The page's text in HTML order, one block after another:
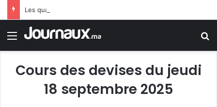
Les quatre grandes priorités du PLF 2027
Menu
Cours des devises du jeudi
18 septembre 2025